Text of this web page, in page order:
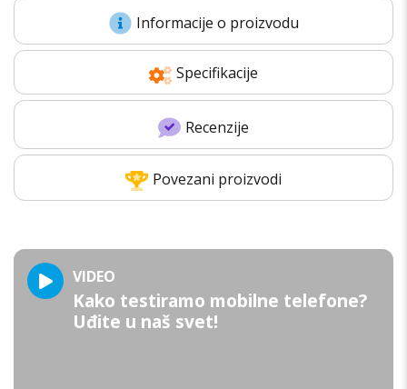
Informacije o proizvodu
Specifikacije
Recenzije
Povezani proizvodi
VIDEO
Kako testiramo mobilne telefone?
Uđite u naš svet!